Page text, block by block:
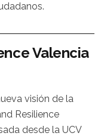
Valencia
visión de la
Resilience
desde la UCV